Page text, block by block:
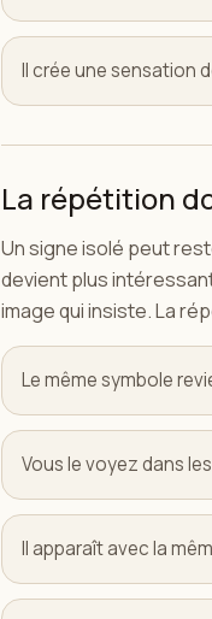
Il crée une sensation
La répétition
Un signe isolé peut
devient plus
image qui insiste. La
Le même symbole
Vous le voyez dans
Il apparaît avec la